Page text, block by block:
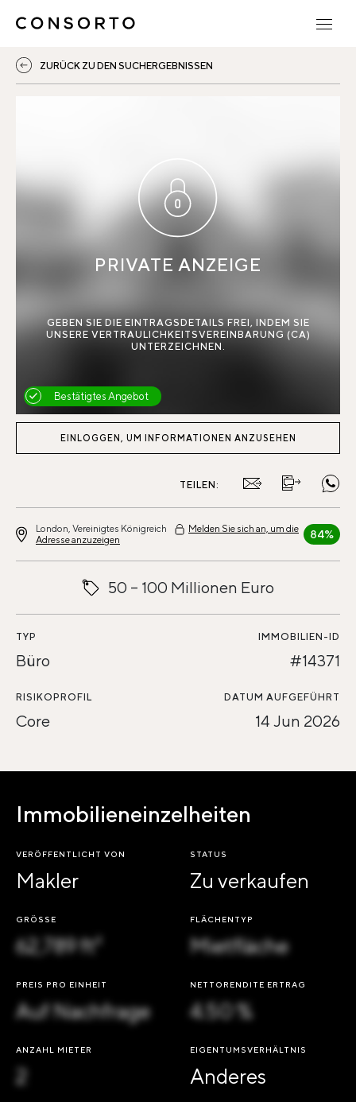
ZURÜCK ZU DEN SUCHERGEBNISSEN
Bestätigtes Angebot
PRIVATE ANZEIGE
GEBEN SIE DIE EINTRAGSDETAILS FREI, INDEM SIE
UNSERE VERTRAULICHKEITSVEREINBARUNG (CA)
UNTERZEICHNEN.
EINLOGGEN, UM INFORMATIONEN ANZUSEHEN
TEILEN:
London, Vereinigtes Königreich
Melden Sie sich an, um die
Adresse anzuzeigen
84%
50 – 100 Millionen Euro
TYP
Büro
IMMOBILIEN-ID
#14371
RISIKOPROFIL
Core
DATUM AUFGEFÜHRT
14 Jun 2026
Immobilieneinzelheiten
VERÖFFENTLICHT VON
Makler
STATUS
Zu verkaufen
GRÖSSE
62,789 ft²
FLÄCHENTYP
Mietfläche
PREIS PRO EINHEIT
Auf Nachfrage
NETTORENDITE ERTRAG
4.50 %
ANZAHL MIETER
2
EIGENTUMSVERHÄLTNIS
Anderes